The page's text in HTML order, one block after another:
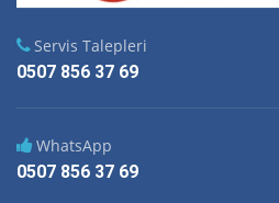
Servis Talepleri
0507 856 37 69
WhatsApp
0507 856 37 69